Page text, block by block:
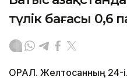
түлік бағасы 0,6
ОРАЛ. Желтоқсанның 24-